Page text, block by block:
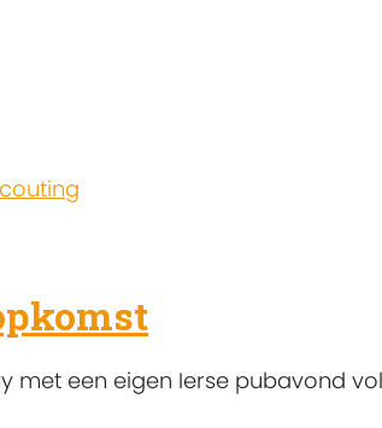
met een eigen Ierse pubavond